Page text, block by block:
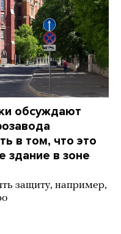
обсуждают
в том, что это
здание в зоне
защиту, например,